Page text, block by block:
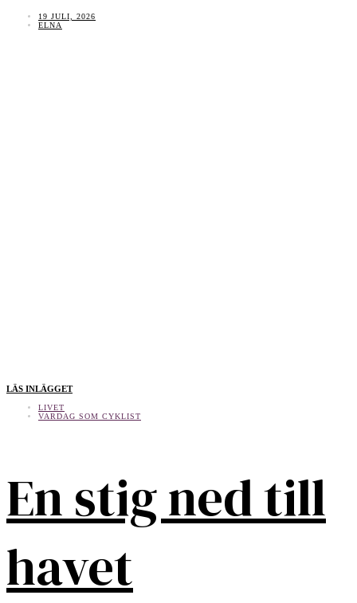
19 JULI, 2026
ELNA
LÄS INLÄGGET
LIVET
VARDAG SOM CYKLIST
En stig ned till
havet